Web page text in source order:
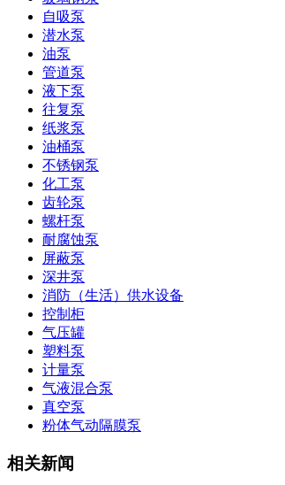
自吸泵
潜水泵
油泵
管道泵
液下泵
往复泵
纸浆泵
油桶泵
不锈钢泵
化工泵
齿轮泵
螺杆泵
耐腐蚀泵
屏蔽泵
深井泵
消防（生活）供水设备
控制柜
气压罐
塑料泵
计量泵
气液混合泵
真空泵
粉体气动隔膜泵
相关新闻